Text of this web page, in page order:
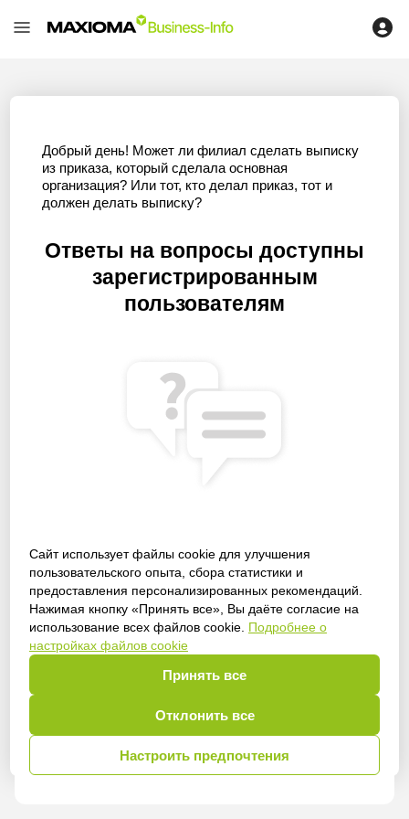
Сайт использует файлы cookie для улучшения
пользовательского опыта, сбора статистики и
предоставления персонализированных рекомендаций.
Нажимая кнопку «Принять все», Вы даёте согласие на
использование всех файлов cookie. Подробнее о
настройках файлов cookie
Принять все
Отклонить все
Настроить предпочтения
Добрый день! Может ли филиал сделать выписку
из приказа, который сделала основная
организация? Или тот, кто делал приказ, тот и
должен делать выписку?
Ответы на вопросы доступны
зарегистрированным
пользователям
Получить доступ
Войти